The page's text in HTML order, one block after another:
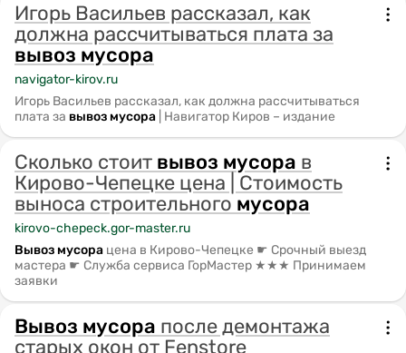
Игорь Васильев рассказал, как
должна рассчитываться плата за
вывоз мусора
navigator-kirov.ru
Игорь Васильев рассказал, как должна рассчитываться
плата за вывоз мусора | Навигатор Киров – издание
Сколько стоит вывоз мусора в
Кирово-Чепецке цена | Стоимость
выноса строительного мусора
kirovo-chepeck.gor-master.ru
Вывоз мусора цена в Кирово-Чепецке ☛ Срочный выезд
мастера ☛ Служба сервиса ГорМастер ★★★ Принимаем
заявки
Вывоз мусора после демонтажа
старых окон от Fenstore